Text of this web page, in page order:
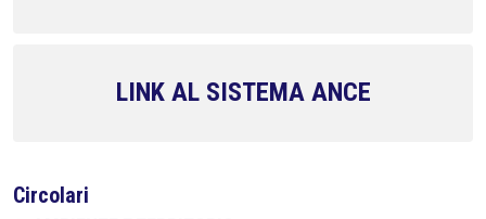
LINK AL SISTEMA ANCE
Circolari